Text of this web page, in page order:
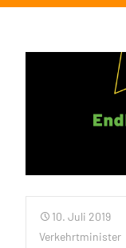
10. Juli 2019
Verkehrtminister